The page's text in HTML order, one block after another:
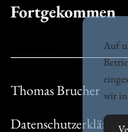
Fortgekommen
Thomas Brucher
Auf
wir in